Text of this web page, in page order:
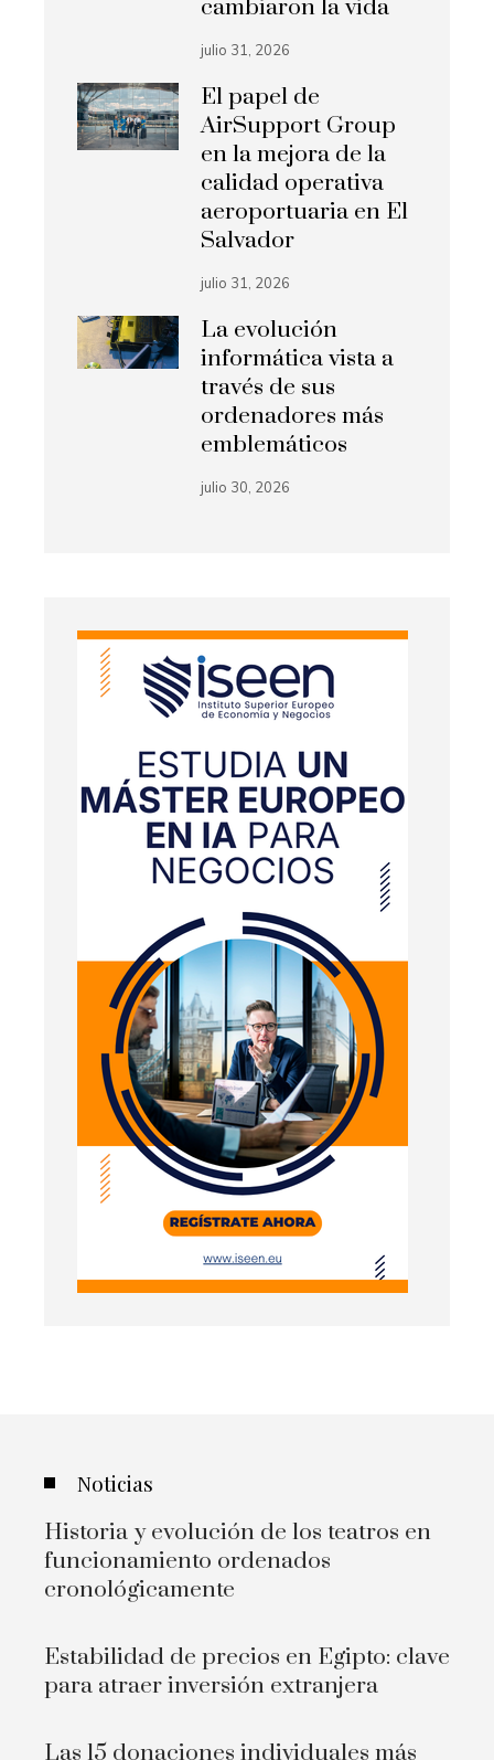
cambiaron la vida
julio 31, 2026
El papel de
AirSupport Group
en la mejora de la
calidad operativa
aeroportuaria en El
Salvador
julio 31, 2026
La evolución
informática vista a
través de sus
ordenadores más
emblemáticos
julio 30, 2026
Noticias
Historia y evolución de los teatros en
funcionamiento ordenados
cronológicamente
Estabilidad de precios en Egipto: clave
para atraer inversión extranjera
Las 15 donaciones individuales más